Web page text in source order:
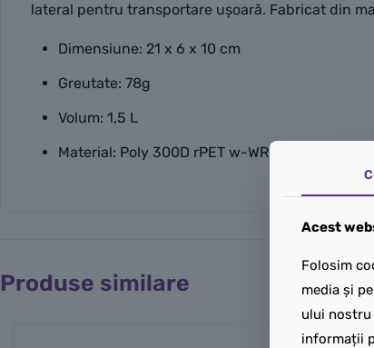
lateral pentru transportare uşoară. Fabricat din
Dimensiune: 21 x 6 x 10 cm
Greutate: 78g
Volum: 1,5 L
Material: Poly 300D rPET w-WR (100% Polyester)
Produse similare
Acest
Folosim
media și
ului nostru
informații